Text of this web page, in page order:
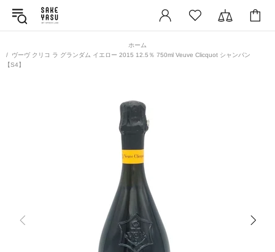
ホーム
ヴーヴ クリコ ラ グランダム イエロー 2015 12.5％ 750ml Veuve Clicquot シャンパン
【S4】